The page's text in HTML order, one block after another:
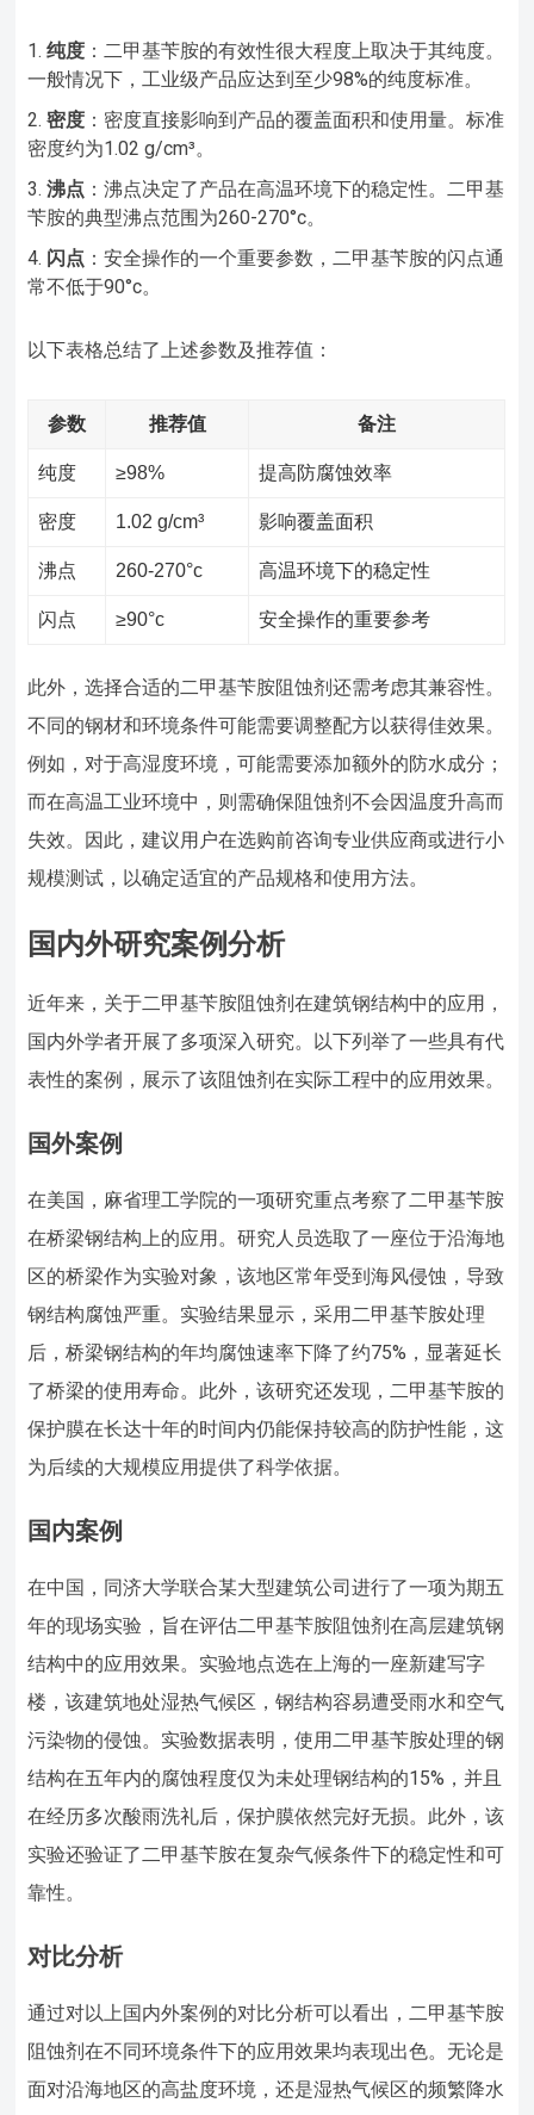
纯度 ：二甲基苄胺的有效性很大程度上取决于其纯度。
一般情况下，工业级产品应达到至少98%的纯度标准。
密度 ：密度直接影响到产品的覆盖面积和使用量。标准
密度约为1.02 g/cm³。
沸点 ：沸点决定了产品在高温环境下的稳定性。二甲基
苄胺的典型沸点范围为260-270°c。
闪点 ：安全操作的一个重要参数，二甲基苄胺的闪点通
常不低于90°c。
以下表格总结了上述参数及推荐值：
参数 推荐值 备注
纯度 ≥98% 提高防腐蚀效率
密度 1.02 g/cm³ 影响覆盖面积
沸点 260-270°c 高温环境下的稳定性
闪点 ≥90°c 安全操作的重要参考
此外，选择合适的二甲基苄胺阻蚀剂还需考虑其兼容性。
不同的钢材和环境条件可能需要调整配方以获得佳效果。
例如，对于高湿度环境，可能需要添加额外的防水成分；
而在高温工业环境中，则需确保阻蚀剂不会因温度升高而
失效。因此，建议用户在选购前咨询专业供应商或进行小
规模测试，以确定适宜的产品规格和使用方法。
国内外研究案例分析
近年来，关于二甲基苄胺阻蚀剂在建筑钢结构中的应用，
国内外学者开展了多项深入研究。以下列举了一些具有代
表性的案例，展示了该阻蚀剂在实际工程中的应用效果。
国外案例
在美国，麻省理工学院的一项研究重点考察了二甲基苄胺
在桥梁钢结构上的应用。研究人员选取了一座位于沿海地
区的桥梁作为实验对象，该地区常年受到海风侵蚀，导致
钢结构腐蚀严重。实验结果显示，采用二甲基苄胺处理
后，桥梁钢结构的年均腐蚀速率下降了约75%，显著延长
了桥梁的使用寿命。此外，该研究还发现，二甲基苄胺的
保护膜在长达十年的时间内仍能保持较高的防护性能，这
为后续的大规模应用提供了科学依据。
国内案例
在中国，同济大学联合某大型建筑公司进行了一项为期五
年的现场实验，旨在评估二甲基苄胺阻蚀剂在高层建筑钢
结构中的应用效果。实验地点选在上海的一座新建写字
楼，该建筑地处湿热气候区，钢结构容易遭受雨水和空气
污染物的侵蚀。实验数据表明，使用二甲基苄胺处理的钢
结构在五年内的腐蚀程度仅为未处理钢结构的15%，并且
在经历多次酸雨洗礼后，保护膜依然完好无损。此外，该
实验还验证了二甲基苄胺在复杂气候条件下的稳定性和可
靠性。
对比分析
通过对以上国内外案例的对比分析可以看出，二甲基苄胺
阻蚀剂在不同环境条件下的应用效果均表现出色。无论是
面对沿海地区的高盐度环境，还是湿热气候区的频繁降水